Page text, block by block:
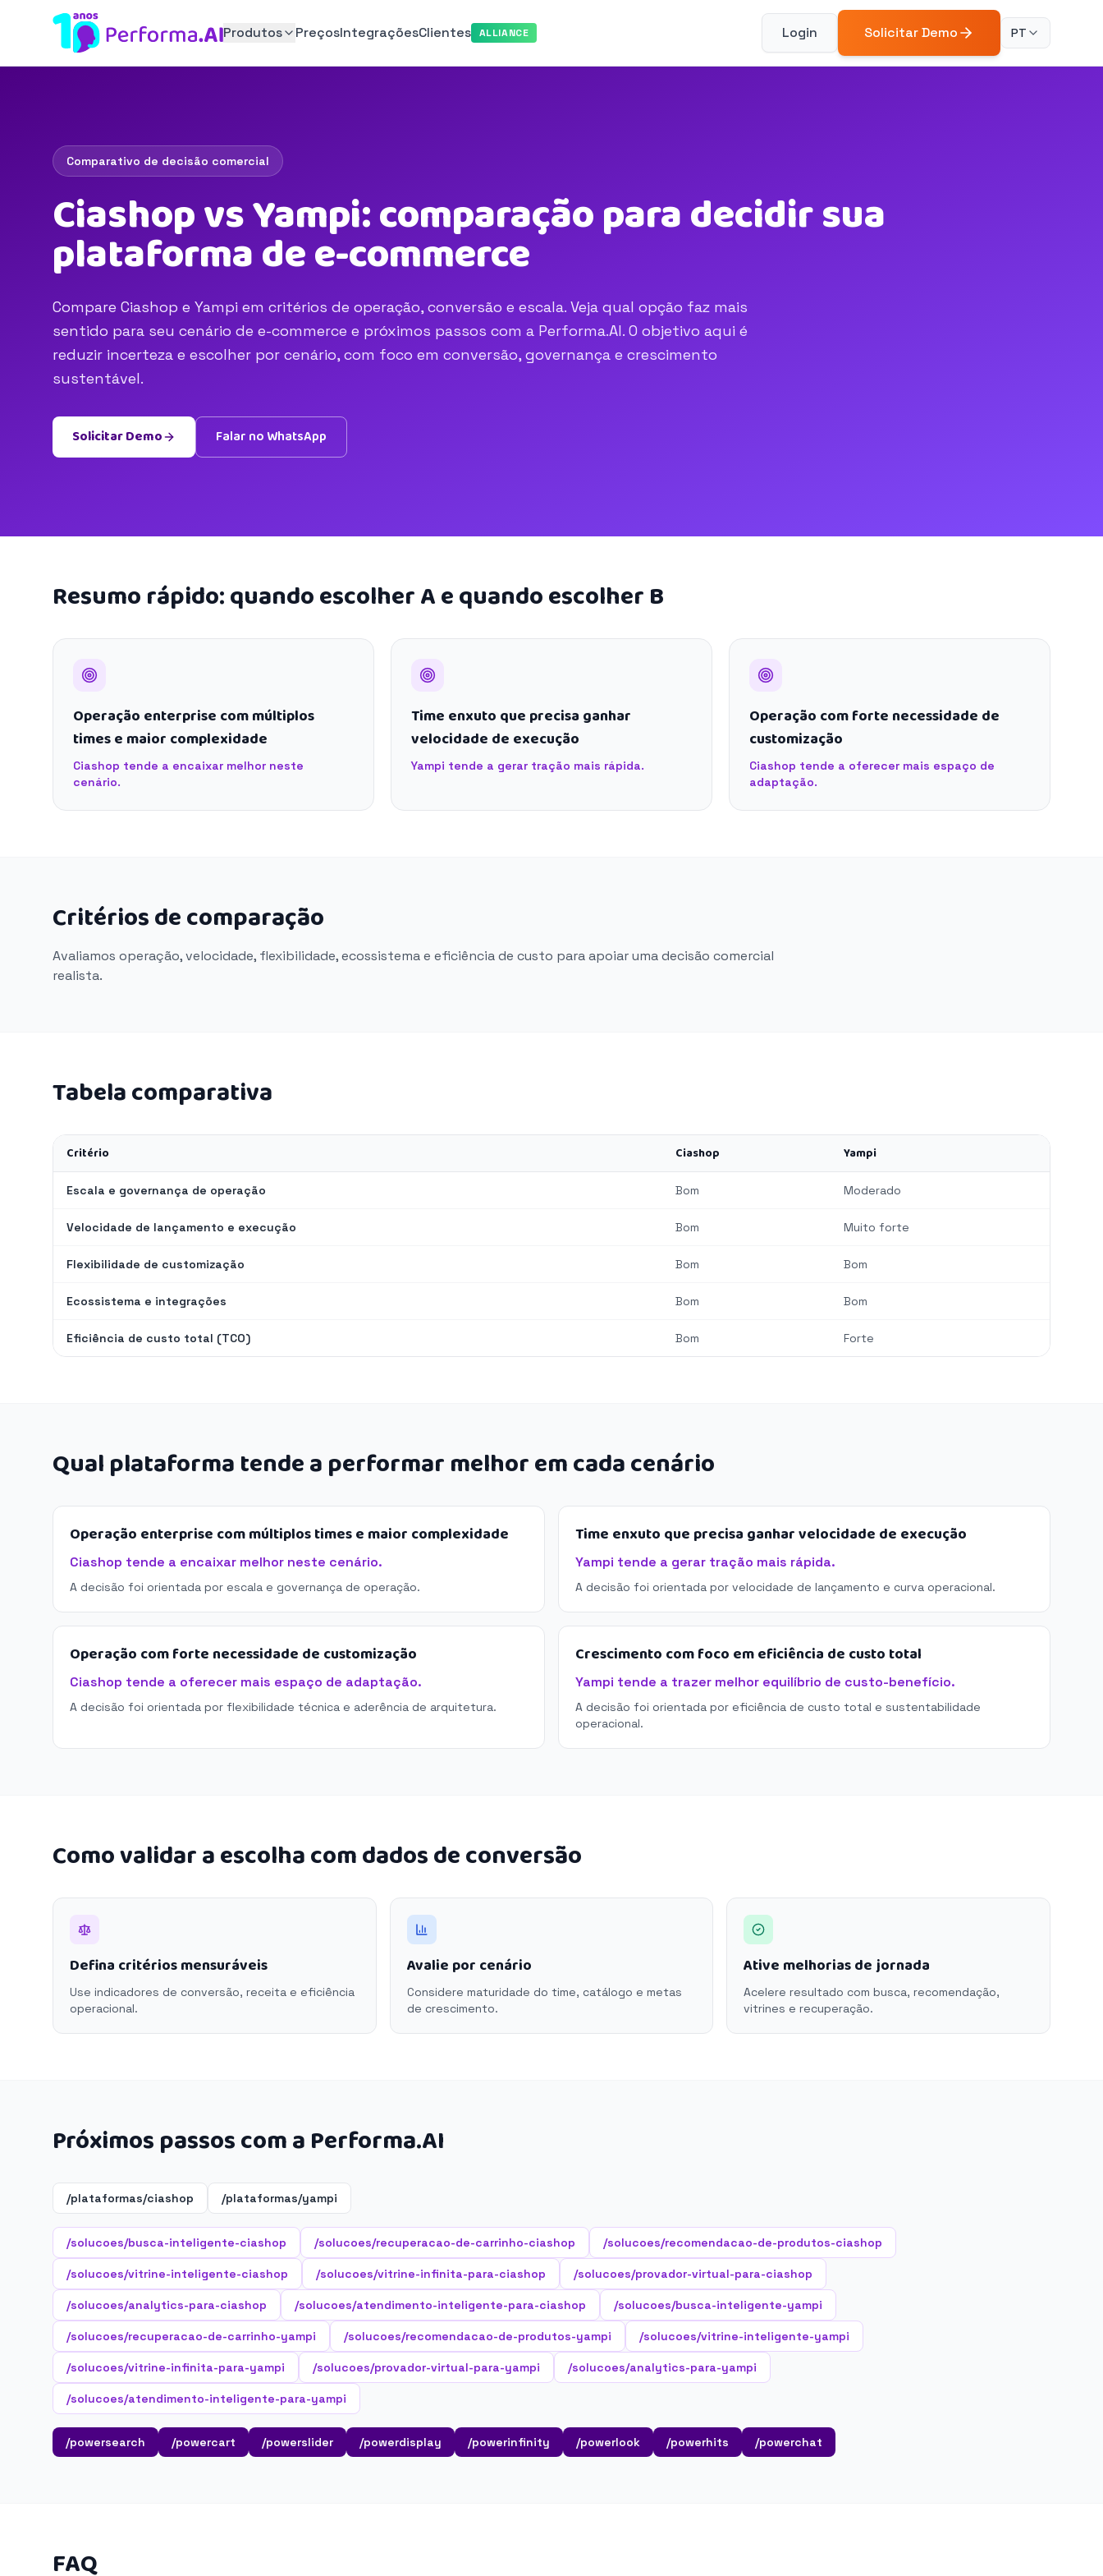
Produtos PreçosIntegraçõesClientes ALLIANCE Login Solicitar Demo PT
Comparativo de decisão comercial
Ciashop vs Yampi: comparação para decidir sua
plataforma de e-commerce
Compare Ciashop e Yampi em critérios de operação, conversão e escala. Veja qual opção faz mais
sentido para seu cenário de e-commerce e próximos passos com a Performa.AI. O objetivo aqui é
reduzir incerteza e escolher por cenário, com foco em conversão, governança e crescimento
sustentável.
Solicitar Demo Falar no WhatsApp
Resumo rápido: quando escolher A e quando escolher B
Operação enterprise com múltiplos
times e maior complexidade
Ciashop tende a encaixar melhor neste
cenário.
Time enxuto que precisa ganhar
velocidade de execução
Yampi tende a gerar tração mais rápida.
Operação com forte necessidade de
customização
Ciashop tende a oferecer mais espaço de
adaptação.
Critérios de comparação
Avaliamos operação, velocidade, flexibilidade, ecossistema e eficiência de custo para apoiar uma decisão comercial
realista.
Tabela comparativa
Critério Ciashop Yampi
Escala e governança de operação Bom Moderado
Velocidade de lançamento e execução Bom Muito forte
Flexibilidade de customização Bom Bom
Ecossistema e integrações Bom Bom
Eficiência de custo total (TCO) Bom Forte
Qual plataforma tende a performar melhor em cada cenário
Operação enterprise com múltiplos times e maior complexidade
Ciashop tende a encaixar melhor neste cenário.
A decisão foi orientada por escala e governança de operação.
Time enxuto que precisa ganhar velocidade de execução
Yampi tende a gerar tração mais rápida.
A decisão foi orientada por velocidade de lançamento e curva operacional.
Operação com forte necessidade de customização
Ciashop tende a oferecer mais espaço de adaptação.
A decisão foi orientada por flexibilidade técnica e aderência de arquitetura.
Crescimento com foco em eficiência de custo total
Yampi tende a trazer melhor equilíbrio de custo-benefício.
A decisão foi orientada por eficiência de custo total e sustentabilidade
operacional.
Como validar a escolha com dados de conversão
Defina critérios mensuráveis
Use indicadores de conversão, receita e eficiência
operacional.
Avalie por cenário
Considere maturidade do time, catálogo e metas
de crescimento.
Ative melhorias de jornada
Acelere resultado com busca, recomendação,
vitrines e recuperação.
Próximos passos com a Performa.AI
/plataformas/ciashop /plataformas/yampi
/solucoes/busca-inteligente-ciashop /solucoes/recuperacao-de-carrinho-ciashop /solucoes/recomendacao-de-produtos-ciashop
/solucoes/vitrine-inteligente-ciashop /solucoes/vitrine-infinita-para-ciashop /solucoes/provador-virtual-para-ciashop
/solucoes/analytics-para-ciashop /solucoes/atendimento-inteligente-para-ciashop /solucoes/busca-inteligente-yampi
/solucoes/recuperacao-de-carrinho-yampi /solucoes/recomendacao-de-produtos-yampi /solucoes/vitrine-inteligente-yampi
/solucoes/vitrine-infinita-para-yampi /solucoes/provador-virtual-para-yampi /solucoes/analytics-para-yampi
/solucoes/atendimento-inteligente-para-yampi
/powersearch /powercart /powerslider /powerdisplay /powerinfinity /powerlook /powerhits /powerchat
FAQ